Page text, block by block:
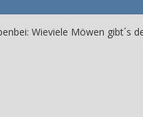
Wieviele Möwen gibt´s